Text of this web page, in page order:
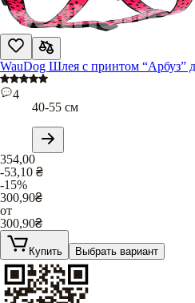
WauDog Шлея с принтом “Арбуз”
4
40-55 см
354,00
-53,10 ₴
-15%
300,90₴
от
300,90₴
Купить Выбрать вариант